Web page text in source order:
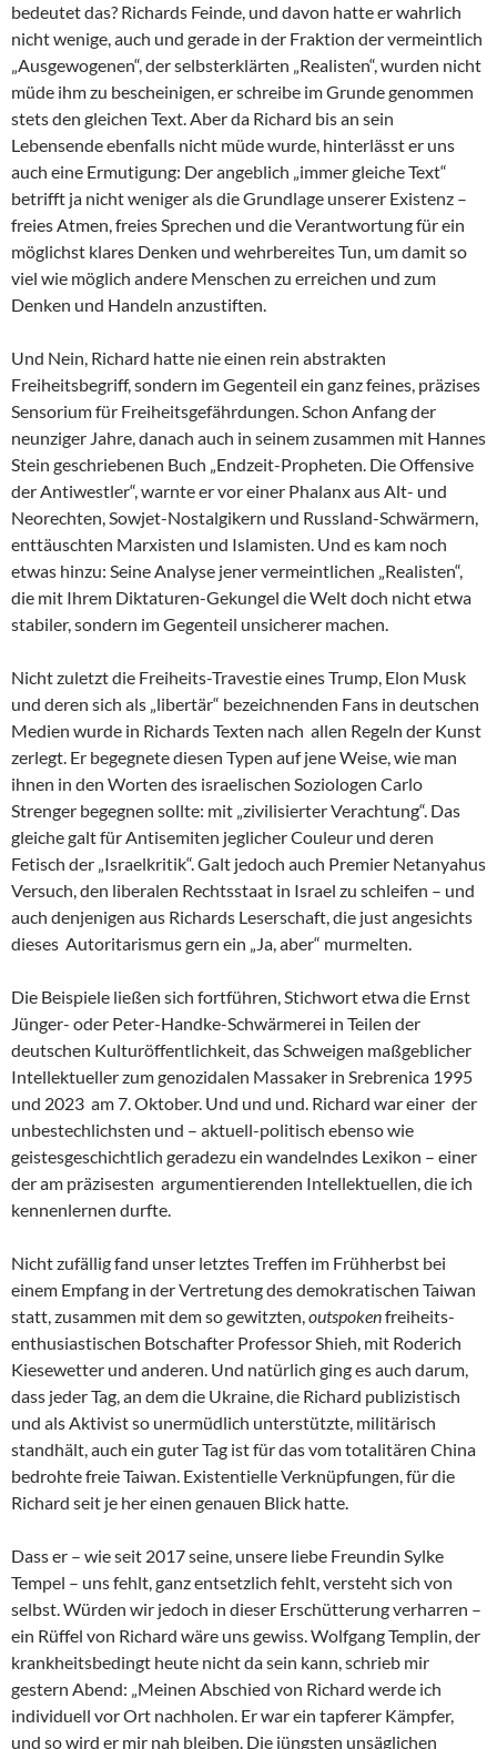
bedeutet das? Richards Feinde, und davon hatte er wahrlich
nicht wenige, auch und gerade in der Fraktion der vermeintlich
„Ausgewogenen“, der selbsterklärten „Realisten“, wurden nicht
müde ihm zu bescheinigen, er schreibe im Grunde genommen
stets den gleichen Text. Aber da Richard bis an sein
Lebensende ebenfalls nicht müde wurde, hinterlässt er uns
auch eine Ermutigung: Der angeblich „immer gleiche Text“
betrifft ja nicht weniger als die Grundlage unserer Existenz –
freies Atmen, freies Sprechen und die Verantwortung für ein
möglichst klares Denken und wehrbereites Tun, um damit so
viel wie möglich andere Menschen zu erreichen und zum
Denken und Handeln anzustiften.
Und Nein, Richard hatte nie einen rein abstrakten
Freiheitsbegriff, sondern im Gegenteil ein ganz feines, präzises
Sensorium für Freiheitsgefährdungen. Schon Anfang der
neunziger Jahre, danach auch in seinem zusammen mit Hannes
Stein geschriebenen Buch „Endzeit-Propheten. Die Offensive
der Antiwestler“, warnte er vor einer Phalanx aus Alt- und
Neorechten, Sowjet-Nostalgikern und Russland-Schwärmern,
enttäuschten Marxisten und Islamisten. Und es kam noch
etwas hinzu: Seine Analyse jener vermeintlichen „Realisten“,
die mit Ihrem Diktaturen-Gekungel die Welt doch nicht etwa
stabiler, sondern im Gegenteil unsicherer machen.
Nicht zuletzt die Freiheits-Travestie eines Trump, Elon Musk
und deren sich als „libertär“ bezeichnenden Fans in deutschen
Medien wurde in Richards Texten nach allen Regeln der Kunst
zerlegt. Er begegnete diesen Typen auf jene Weise, wie man
ihnen in den Worten des israelischen Soziologen Carlo
Strenger begegnen sollte: mit „zivilisierter Verachtung“. Das
gleiche galt für Antisemiten jeglicher Couleur und deren
Fetisch der „Israelkritik“. Galt jedoch auch Premier Netanyahus
Versuch, den liberalen Rechtsstaat in Israel zu schleifen – und
auch denjenigen aus Richards Leserschaft, die just angesichts
dieses Autoritarismus gern ein „Ja, aber“ murmelten.
Die Beispiele ließen sich fortführen, Stichwort etwa die Ernst
Jünger- oder Peter-Handke-Schwärmerei in Teilen der
deutschen Kulturöffentlichkeit, das Schweigen maßgeblicher
Intellektueller zum genozidalen Massaker in Srebrenica 1995
und 2023 am 7. Oktober. Und und und. Richard war einer der
unbestechlichsten und – aktuell-politisch ebenso wie
geistesgeschichtlich geradezu ein wandelndes Lexikon – einer
der am präzisesten argumentierenden Intellektuellen, die ich
kennenlernen durfte.
Nicht zufällig fand unser letztes Treffen im Frühherbst bei
einem Empfang in der Vertretung des demokratischen Taiwan
statt, zusammen mit dem so gewitzten,outspokenfreiheits-
enthusiastischen Botschafter Professor Shieh, mit Roderich
Kiesewetter und anderen. Und natürlich ging es auch darum,
dass jeder Tag, an dem die Ukraine, die Richard publizistisch
und als Aktivist so unermüdlich unterstützte, militärisch
standhält, auch ein guter Tag ist für das vom totalitären China
bedrohte freie Taiwan. Existentielle Verknüpfungen, für die
Richard seit je her einen genauen Blick hatte.
Dass er – wie seit 2017 seine, unsere liebe Freundin Sylke
Tempel – uns fehlt, ganz entsetzlich fehlt, versteht sich von
selbst. Würden wir jedoch in dieser Erschütterung verharren –
ein Rüffel von Richard wäre uns gewiss. Wolfgang Templin, der
krankheitsbedingt heute nicht da sein kann, schrieb mir
gestern Abend: „Meinen Abschied von Richard werde ich
individuell vor Ort nachholen. Er war ein tapferer Kämpfer,
und so wird er mir nah bleiben. Die jüngsten unsäglichen